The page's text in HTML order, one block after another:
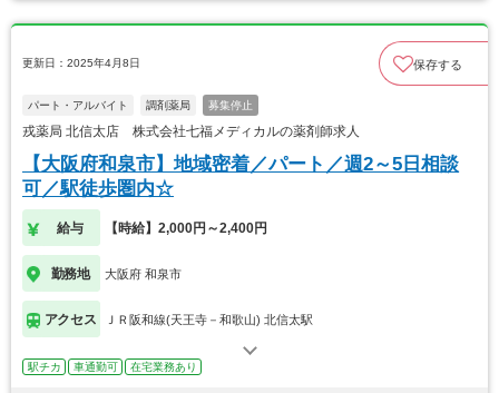
更新日：2025年4月8日 保存する
パート・アルバイト 調剤薬局 募集停止
戎薬局 北信太店 株式会社七福メディカルの薬剤師求人
【大阪府和泉市】地域密着／パート／週2～5日相談
可／駅徒歩圏内☆
給与 【時給】2,000円～2,400円
勤務地 大阪府 和泉市
アクセス ＪＲ阪和線(天王寺－和歌山) 北信太駅
駅チカ 車通勤可 在宅業務あり